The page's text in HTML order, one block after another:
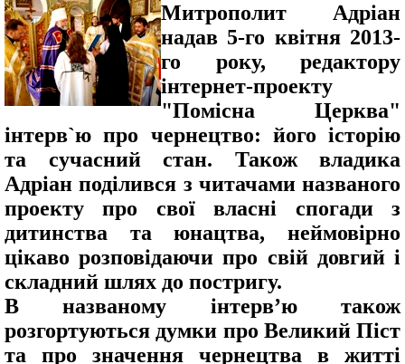
Митрополит Адріан
надав 5-го квітня 2013-
го року, редактору
інтернет-проекту
"Помісна Церква"
інтерв`ю про чернецтво: його історію
та сучасний стан. Також владика
Адріан поділився з читачами названого
проекту про свої власні спогади з
дитинства та юнацтва, неймовірно
цікаво розповідаючи про свій довгий і
складний шлях до постригу.
В названому інтерв’ю також
розгортуються думки про Великий Піст
та про значення чернецтва в житті